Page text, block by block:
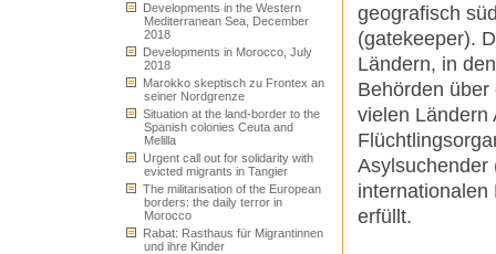
Developments in the Western
Mediterranean Sea, December
2018
Developments in Morocco, July
2018
Marokko skeptisch zu Frontex an
seiner Nordgrenze
Situation at the land-border to the
Spanish colonies Ceuta and
Melilla
Urgent call out for solidarity with
evicted migrants in Tangier
The militarisation of the European
borders: the daily terror in
Morocco
Rabat: Rasthaus für Migrantinnen
und ihre Kinder
geografisch
(gatekeeper).
Ländern, in
Behörden
vielen Ländern
Asylsuchender
internationalen
erfüllt.